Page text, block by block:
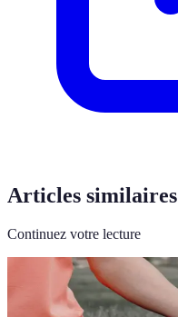
Articles similaires
Continuez votre lecture